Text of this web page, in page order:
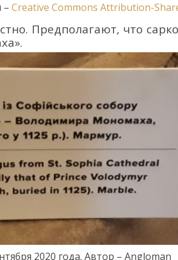
– Creative Commons Attribution-
. Предполагают, что
».
2020 года. Автор – Angloman